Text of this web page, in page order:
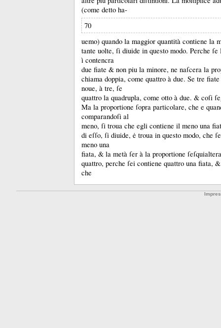
(come detto ha-
70
uemo) quando la maggior quantità contiene la
tante uolte, ſi diuide in questo modo. Perche
ì contencra
due fiate & non piu la minore, ne naſcera la
chiama doppia, come quattro à due. Se tre
noue, à tre, ſe
quattro la quadrupla, come otto à due. & coſi
Ma la proportione ſopra particolare, che e
comparandoſi al
meno, ſi troua che egli contiene il meno una
di eſſo, ſi diuide, ė troua in questo modo, che
meno una
fiata, & la metà ſer à la proportione
quattro, perche ſei contiene quattro una fiata,
che